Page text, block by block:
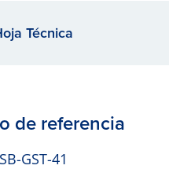
Técnica
de referencia
SB-GST-41